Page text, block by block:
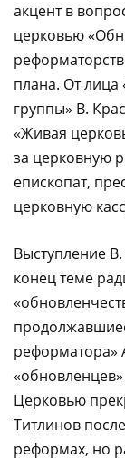
акцент в
церковью
плана. От
группы» В.
«Живая
за церковную
епископат,
церковную
Выступле­ние
конец теме
реформатора»
Церковью
Титлинов
реформах, но